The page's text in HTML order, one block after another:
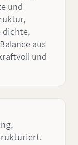
und
dichte,
aus
und